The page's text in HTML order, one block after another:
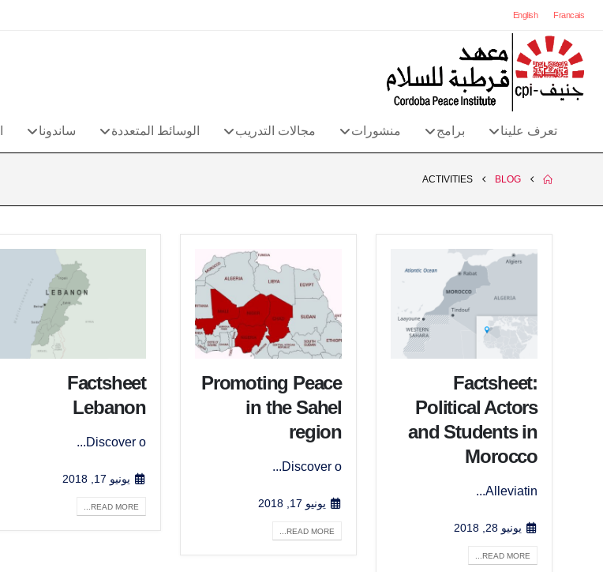
Francais
English
تعرف علينا برامج منشورات مجالات التدريب الوسائط المتعددة ساندونا
BLOG
ACTIVITIES
Factsheet:
Political Actors
and Students in
Morocco
Alleviatin...
يونيو 28, 2018
READ MORE...
Promoting Peace
in the Sahel
region
Discover o...
يونيو 17, 2018
READ MORE...
Factsheet
Lebanon
Discover o...
يونيو 17, 2018
READ MORE...